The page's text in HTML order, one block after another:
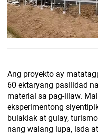
Ang proyekto ay
60 ektaryang pasilidad
material sa pag-iilaw.
eksperimentong
bulaklak at gulay,
nang walang lupa, isda